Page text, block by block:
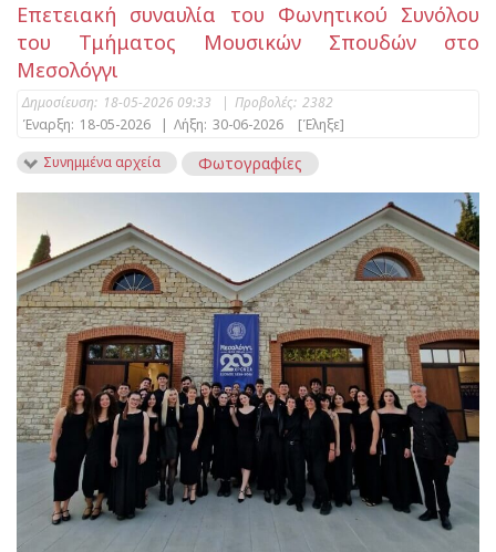
Επετειακή συναυλία του Φωνητικού Συνόλου
του Τμήματος Μουσικών Σπουδών στο
Μεσολόγγι
Δημοσίευση: 18-05-2026 09:33 | Προβολές: 2382
Έναρξη: 18-05-2026 | Λήξη: 30-06-2026
[Έληξε]
Συνημμένα αρχεία
Φωτογραφίες